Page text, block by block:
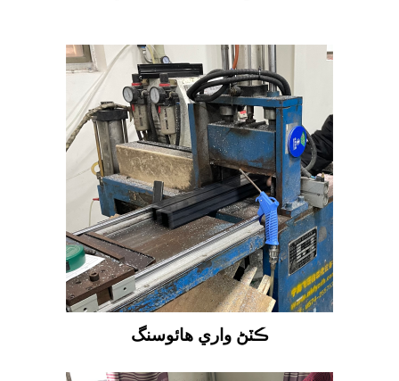
ڪٽڻ واري هائوسنگ